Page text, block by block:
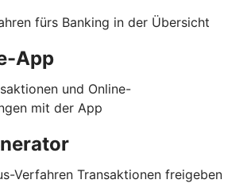
fürs Banking in der Übersicht
App
und Online-
mit der App
Verfahren Transaktionen freigeben